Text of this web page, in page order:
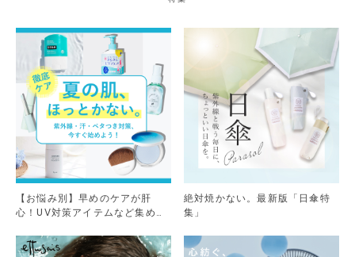
【お悩み別】早めのケアが肝
心！UV対策アイテムなど集めま
絶対焼かない。最新版「日傘特
集」